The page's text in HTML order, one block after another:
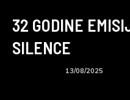
32 GODINE
SILENCE
13/08/2025